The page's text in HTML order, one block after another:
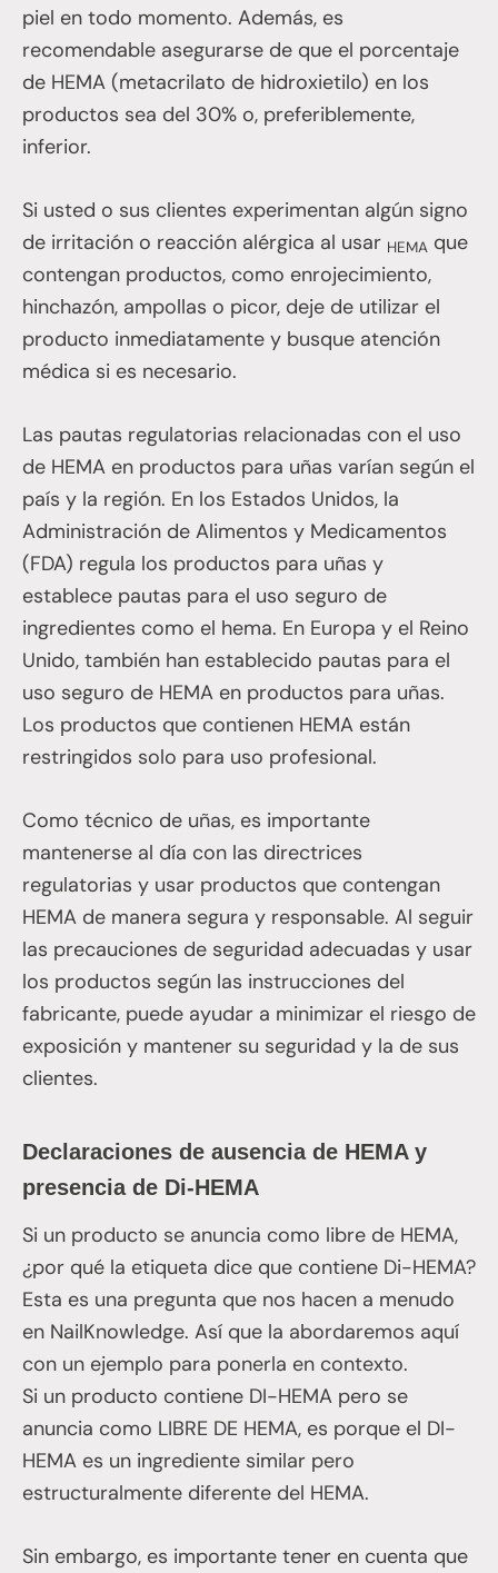
piel en todo momento. Además, es
recomendable asegurarse de que el porcentaje
de HEMA (metacrilato de hidroxietilo) en los
productos sea del 30% o, preferiblemente,
inferior.
Si usted o sus clientes experimentan algún signo
de irritación o reacción alérgica al usar HEMA que
contengan productos, como enrojecimiento,
hinchazón, ampollas o picor, deje de utilizar el
producto inmediatamente y busque atención
médica si es necesario.
Las pautas regulatorias relacionadas con el uso
de HEMA en productos para uñas varían según el
país y la región. En los Estados Unidos, la
Administración de Alimentos y Medicamentos
(FDA) regula los productos para uñas y
establece pautas para el uso seguro de
ingredientes como el hema. En Europa y el Reino
Unido, también han establecido pautas para el
uso seguro de HEMA en productos para uñas.
Los productos que contienen HEMA están
restringidos solo para uso profesional.
Como técnico de uñas, es importante
mantenerse al día con las directrices
regulatorias y usar productos que contengan
HEMA de manera segura y responsable. Al seguir
las precauciones de seguridad adecuadas y usar
los productos según las instrucciones del
fabricante, puede ayudar a minimizar el riesgo de
exposición y mantener su seguridad y la de sus
clientes.
Declaraciones de ausencia de HEMA y
presencia de Di-HEMA
Si un producto se anuncia como libre de HEMA,
¿por qué la etiqueta dice que contiene Di-HEMA?
Esta es una pregunta que nos hacen a menudo
en NailKnowledge. Así que la abordaremos aquí
con un ejemplo para ponerla en contexto.
Si un producto contiene DI-HEMA pero se
anuncia como LIBRE DE HEMA, es porque el DI-
HEMA es un ingrediente similar pero
estructuralmente diferente del HEMA.
Sin embargo, es importante tener en cuenta que